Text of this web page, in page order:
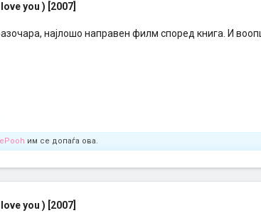
you ) [2007]
најлошо направен филм според книга. И
им се допаѓа ова.
you ) [2007]